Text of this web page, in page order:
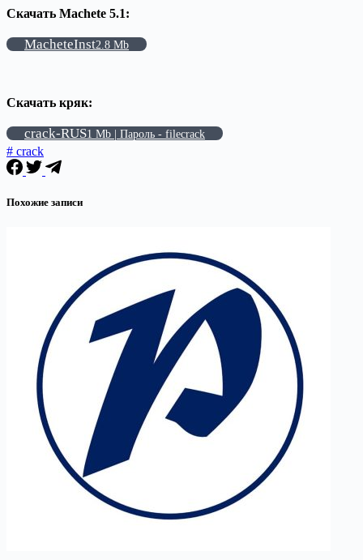
Скачать Machete 5.1:
MacheteInst2.8 Mb
Скачать кряк:
crack-RUS1 Mb | Пароль - filecrack
# crack
Похожие записи